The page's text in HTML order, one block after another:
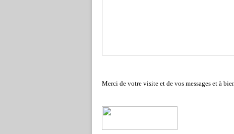
Merci de votre visite et de vos messages et à